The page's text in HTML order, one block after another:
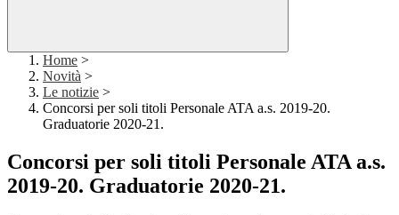
Home >
Novità >
Le notizie >
Concorsi per soli titoli Personale ATA a.s. 2019-20.
Graduatorie 2020-21.
Concorsi per soli titoli Personale ATA a.s.
2019-20. Graduatorie 2020-21.